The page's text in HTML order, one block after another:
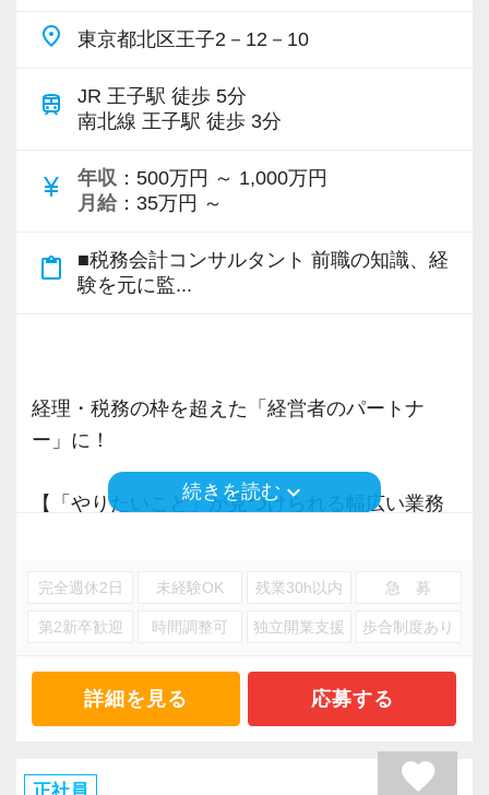
す。
＼こんな方にぴったりな環境です！／
☆ 業界未経験から税務会計業界にチャレンジし
☆ 専門知識を磨いてスキルアップをしたい
られる方
☆ 経理から一歩進んだ知識・専門性を身につけ
す】
人数が少ないからこそ、一人ひとりの顔が見え
る距離感で仕事ができると考えています。
経験が十分でなくてもかまいません。
にステップアップできる環境をご用意していま
も、どうぞ安心してご応募ください。
行っています：
経営支援・税務相談
・会社設立相談・融資相談・事業計画の策定支
・決算書作成、MAS監査、MAP（経営計画サポ
ート）
・労務相談・部下のマネジメント・事業承継・
・新規顧問先対応・建設業許可申請・不動産売
買仲介・M&A支援
・生損保コンサルティング・金融商品仲介・資
・顧問先へのDX導入支援・業務効率化ツールの
提案・クラウド導入支援
こうした幅広い業務を、それぞれの得意分野を
持つ職員たちが連携しながら対応しています。
自分の「得意」や「関心」が、いつか誰かの支
えになる。そんな実感を持てる職場です。
place 東京都北区王子2－12－10
train
JR 王子駅 徒歩 5分
南北線 王子駅 徒歩 3分
currency_yen 年収 ：500万円 ～ 1,000万円
月給 ：35万円 ～
content_paste
■税務会計コンサルタント 前職の知識、経
験を元に監...
経理・税務の枠を超えた「経営者のパートナ
ー」に！
【「やりたいこと」が見つけられる幅広い業務
できたことはありますか？自分に得意分野がな
い、今の会社にやりがいを感じられない、未来
い…等々、このように感じたことはあるのでは
ないでしょうか。
私たちが目指す姿は、「経営のプロフェッショ
ナル」です。
続きを読む keyboard_arrow_down
完全週休2日 未経験OK 残業30h以内 急 募
第2新卒歓迎 時間調整可 独立開業支援 歩合制度あり
詳細を見る 応募する
favorite